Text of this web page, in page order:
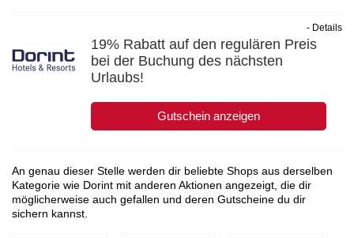
19% Rabatt auf den regulären Preis
bei der Buchung des nächsten
Urlaubs!
Gutschein anzeigen
- Details
An genau dieser Stelle werden dir beliebte Shops aus derselben
Kategorie wie Dorint mit anderen Aktionen angezeigt, die dir
möglicherweise auch gefallen und deren Gutscheine du dir
sichern kannst.